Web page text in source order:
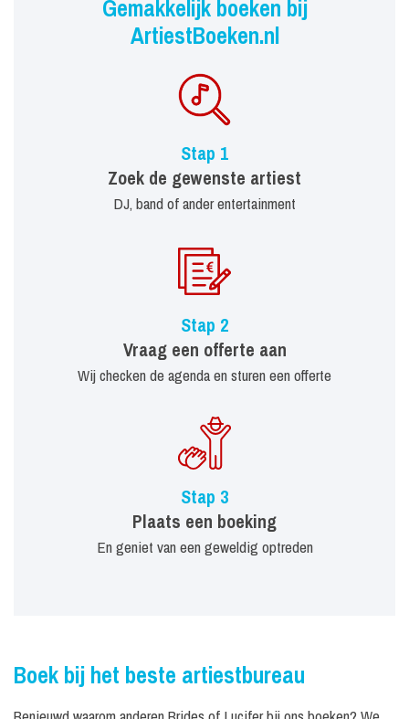
Gemakkelijk boeken bij
ArtiestBoeken.nl
Stap 1
Zoek de gewenste artiest
DJ, band of ander entertainment
Stap 2
Vraag een offerte aan
Wij checken de agenda en sturen een offerte
Stap 3
Plaats een boeking
En geniet van een geweldig optreden
Boek bij het beste artiestbureau